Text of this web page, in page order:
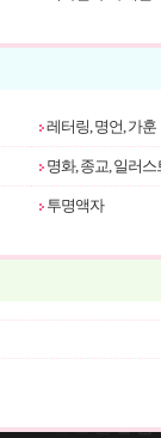
레터링, 명언, 가훈
명화, 종교, 일러스
투명액자